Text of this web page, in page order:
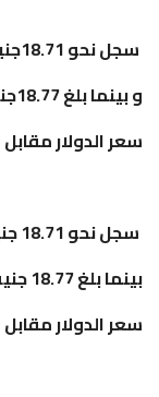
سجل نحو 18.71جنيه للشراء.
و بينما بلغ 18.77جنيه للبيع.
سعر الدولار
سجل نحو 18.71 جنيه للشراء.
بينما بلغ 18.77 جنيه للبيع.
سعر الدولار